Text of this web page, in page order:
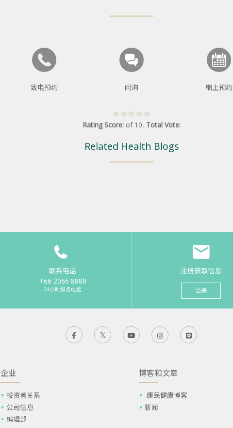
致电预约 问询 網上预约
Rating Score: of 10, Total Vote:
Related Health Blogs
联系电话
+66 2066 8888
24小时服务电话
注册获取信息
注册
企业
投资者关系
公司信息
编辑部
博客和文章
康民健康博客
新闻